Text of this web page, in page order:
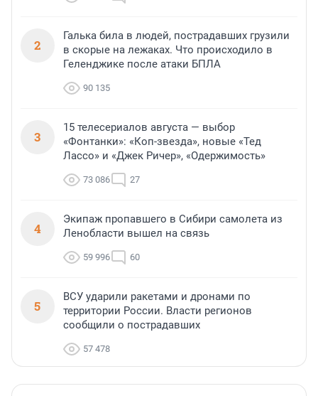
2
Галька била в людей, пострадавших грузили
в скорые на лежаках. Что происходило в
Геленджике после атаки БПЛА
90 135
3
15 телесериалов августа — выбор
«Фонтанки»: «Коп-звезда», новые «Тед
Лассо» и «Джек Ричер», «Одержимость»
73 086 27
4
Экипаж пропавшего в Сибири самолета из
Ленобласти вышел на связь
59 996 60
5
ВСУ ударили ракетами и дронами по
территории России. Власти регионов
сообщили о пострадавших
57 478